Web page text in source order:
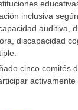
inclusiva
auditiva,
discapacidad
cinco comités